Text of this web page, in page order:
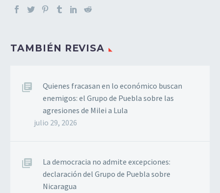
TAMBIÉN REVISA
Quienes fracasan en lo económico buscan
enemigos: el Grupo de Puebla sobre las
agresiones de Milei a Lula
julio 29, 2026
La democracia no admite excepciones:
declaración del Grupo de Puebla sobre
Nicaragua